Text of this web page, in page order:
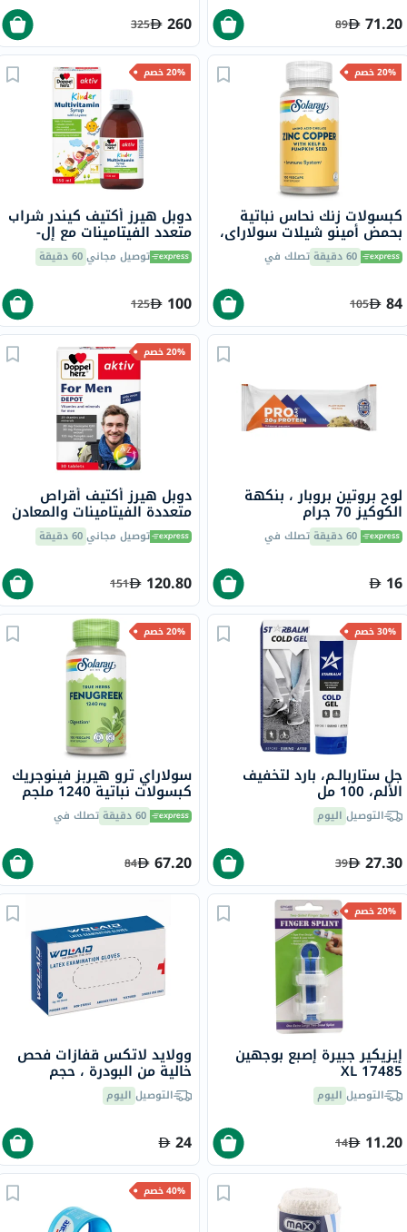
71.20
89
260
325
20% خصم
كبسولات زنك نحاس نباتية
بحمض أمينو شيلات سولاراي،
100 كبسولة 60 دقيقة تصلك في
84
105
20% خصم
دوبل هيرز أكتيف كيندر شراب
متعدد الفيتامينات مع إل-
ليسين 150 ملتوصيل مجاني60 دقيقة
100
125
لوح بروتين بروبار ، بنكهة
الكوكيز 70 جرام
60 دقيقة تصلك في
16
20% خصم
دوبل هيرز أكتيف أقراص
متعددة الفيتامينات والمعادن
للرجال حزمة من 30
توصيل مجاني60 دقيقة
120.80
151
30% خصم
جل ستاربالـم، بارد لتخفيف
الألم، 100 مل
التوصيل اليوم
27.30
39
20% خصم
سولاراي ترو هيربز فينوجريك
كبسولات نباتية 1240 ملجم
لدعم الهضم، حزمة من 100
60 دقيقة تصلك في
67.20
84
20% خصم
إيزيكير جبيرة إصبع بوجهين
XL 17485
التوصيل اليوم
11.20
14
وولايد لاتكس قفازات فحص
خالية من البودرة ، حجم
متوسط، حزمه من 100
التوصيل اليوم
24
40% خصم